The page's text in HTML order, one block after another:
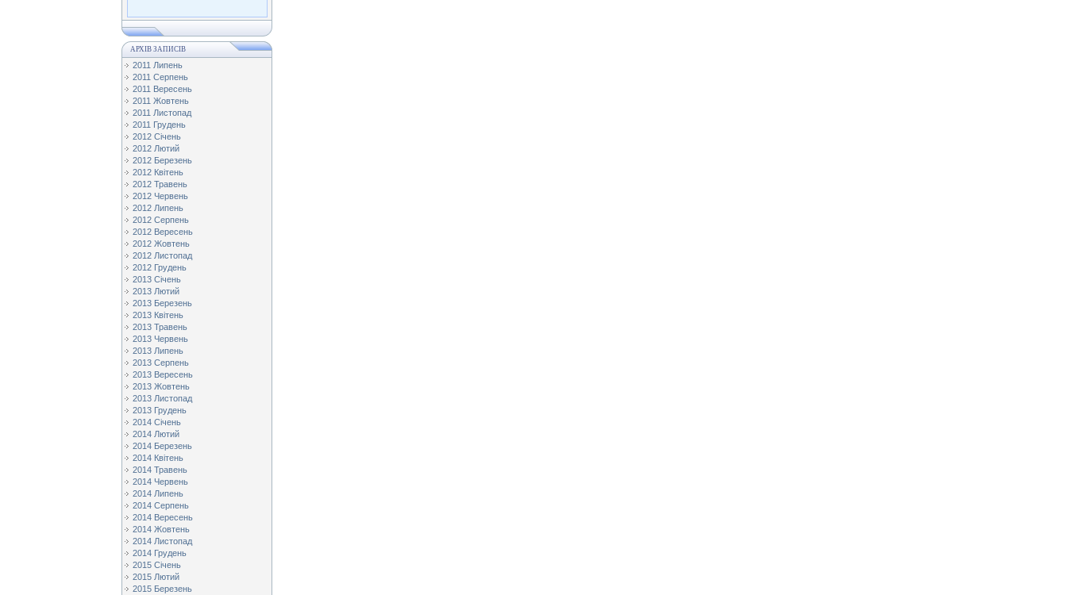
АРХІВ ЗАПИСІВ
2011 Липень
2011 Серпень
2011 Вересень
2011 Жовтень
2011 Листопад
2011 Грудень
2012 Січень
2012 Лютий
2012 Березень
2012 Квітень
2012 Травень
2012 Червень
2012 Липень
2012 Серпень
2012 Вересень
2012 Жовтень
2012 Листопад
2012 Грудень
2013 Січень
2013 Лютий
2013 Березень
2013 Квітень
2013 Травень
2013 Червень
2013 Липень
2013 Серпень
2013 Вересень
2013 Жовтень
2013 Листопад
2013 Грудень
2014 Січень
2014 Лютий
2014 Березень
2014 Квітень
2014 Травень
2014 Червень
2014 Липень
2014 Серпень
2014 Вересень
2014 Жовтень
2014 Листопад
2014 Грудень
2015 Січень
2015 Лютий
2015 Березень